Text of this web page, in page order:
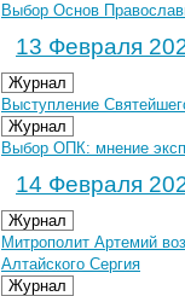
Выбор Основ
13 Февраля
Журнал
Выступление
Журнал
Выбор ОПК: мнение
14 Февраля
Журнал
Митрополит Артемий
Алтайского Сергия
Журнал